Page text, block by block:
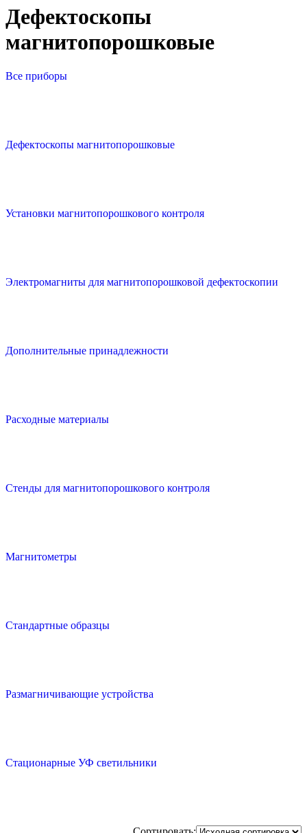
Дефектоскопы
магнитопорошковые
Все приборы
Дефектоскопы магнитопорошковые
Установки магнитопорошкового контроля
Электромагниты для магнитопорошковой дефектоскопии
Дополнительные принадлежности
Расходные материалы
Стенды для магнитопорошкового контроля
Магнитометры
Стандартные образцы
Размагничивающие устройства
Стационарные УФ светильники